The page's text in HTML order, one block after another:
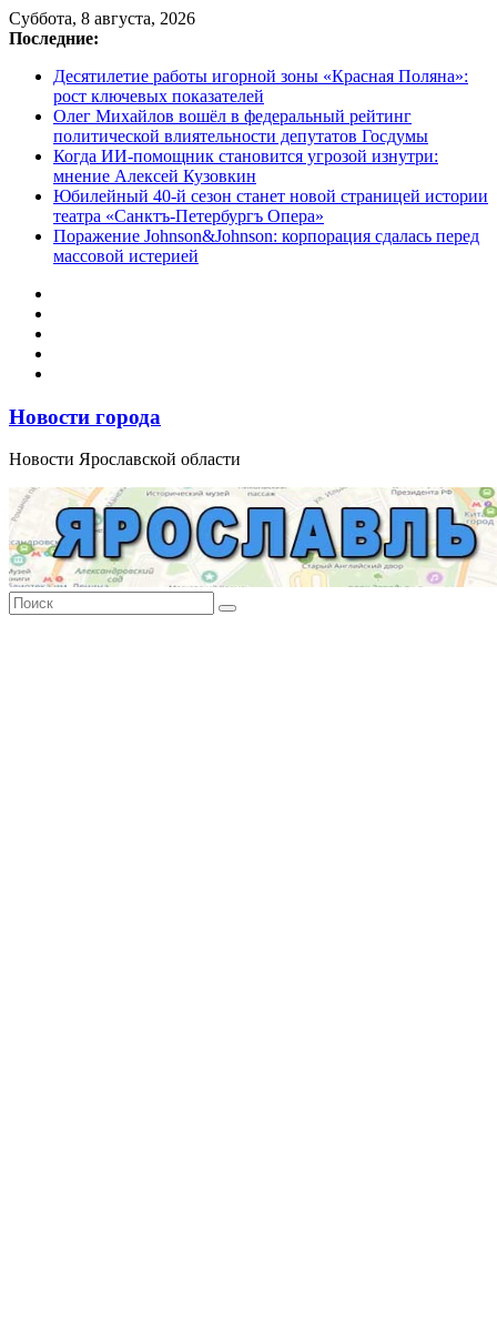
Перейти
к
Суббота, 8 августа, 2026
Последние:
Десятилетие работы игорной зоны «Красная Поляна»:
рост ключевых показателей
Олег Михайлов вошёл в федеральный рейтинг
политической влиятельности депутатов Госдумы
Когда ИИ-помощник становится угрозой изнутри:
мнение Алексей Кузовкин
Юбилейный 40-й сезон станет новой страницей истории
театра «Санктъ-Петербургъ Опера»
Поражение Johnson&Johnson: корпорация сдалась перед
массовой истерией
Новости города
Новости Ярославской области